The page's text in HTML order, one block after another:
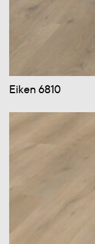
Eiken 6810